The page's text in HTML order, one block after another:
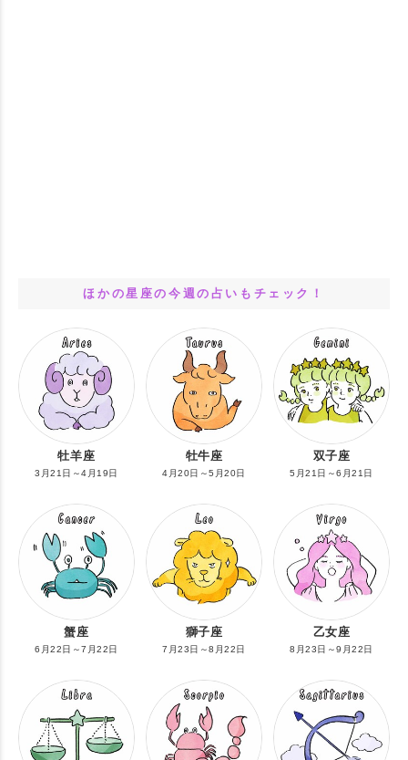
ほかの星座の今週の占いもチェック！
牡羊座
3月21日～4月19日
牡牛座
4月20日～5月20日
双子座
5月21日～6月21日
蟹座
6月22日～7月22日
獅子座
7月23日～8月22日
乙女座
8月23日～9月22日